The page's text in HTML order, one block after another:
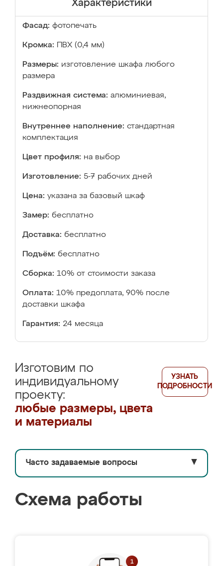
Характеристики
Фасад: фотопечать
Кромка: ПВХ (0,4 мм)
Размеры: изготовление шкафа любого
размера
Раздвижная система: алюминиевая,
нижнеопорная
Внутреннее наполнение: стандартная
комплектация
Цвет профиля: на выбор
Изготовление: 5-7 рабочих дней
Цена: указана за базовый шкаф
Замер: бесплатно
Доставка: бесплатно
Подъём: бесплатно
Сборка: 10% от стоимости заказа
Оплата: 10% предоплата, 90% после
доставки шкафа
Гарантия: 24 месяца
Изготовим по
индивидуальному
проекту:
любые размеры, цвета
и материалы
УЗНАТЬ
ПОДРОБНОСТИ
Часто задаваемые вопросы ▼
Схема работы